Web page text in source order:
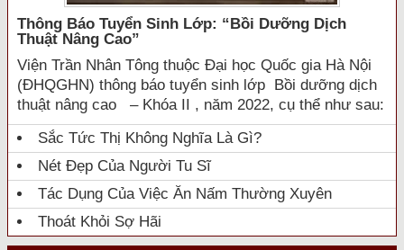
Thông Báo Tuyển Sinh Lớp: “bồi Dưỡng Dịch
Thuật Nâng Cao”
Viện Trần Nhân Tông thuộc Đại học Quốc gia Hà Nội
(ĐHQGHN) thông báo tuyển sinh lớp Bồi dưỡng dịch
thuật nâng cao – Khóa II , năm 2022, cụ thể như sau:
Sắc Tức Thị Không Nghĩa Là Gì?
Nét Đẹp Của Người Tu Sĩ
Tác Dụng Của Việc Ăn Nấm Thường Xuyên
Thoát Khỏi Sợ Hãi